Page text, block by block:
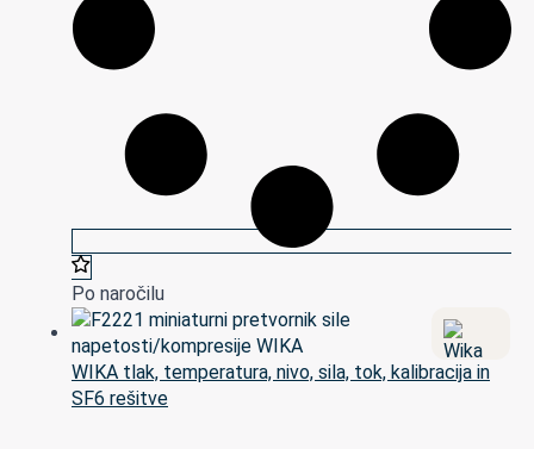
Po naročilu
WIKA tlak, temperatura, nivo, sila, tok, kalibracija in
SF6 rešitve